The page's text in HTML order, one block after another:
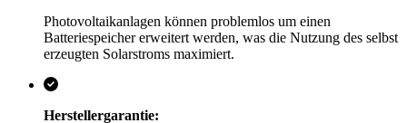
Photovoltaikanlagen können problemlos um einen
Batteriespeicher erweitert werden, was die Nutzung des selbst
erzeugten Solarstroms maximiert.
Herstellergarantie: